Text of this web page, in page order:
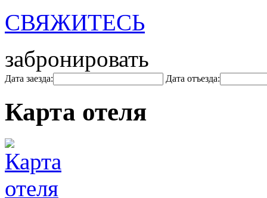
СВЯЖИТЕСЬ
забронировать
Дата заезда: Дата отъезда:
Карта отеля